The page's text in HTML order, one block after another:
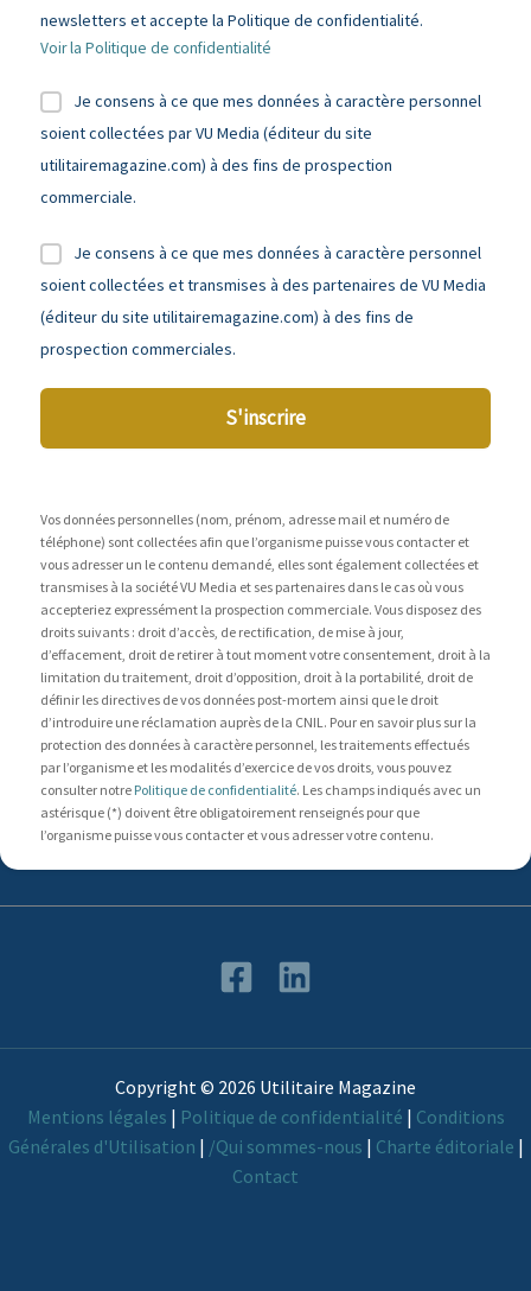
newsletters et accepte la Politique de confidentialité.
Voir la Politique de confidentialité
Je consens à ce que mes données à caractère personnel
soient collectées par VU Media (éditeur du site
utilitairemagazine.com) à des fins de prospection
commerciale.
Je consens à ce que mes données à caractère personnel
soient collectées et transmises à des partenaires de VU Media
(éditeur du site utilitairemagazine.com) à des fins de
prospection commerciales.
S'inscrire
Vos données personnelles (nom, prénom, adresse mail et numéro de
téléphone) sont collectées afin que l’organisme puisse vous contacter et
vous adresser un le contenu demandé, elles sont également collectées et
transmises à la société VU Media et ses partenaires dans le cas où vous
accepteriez expressément la prospection commerciale. Vous disposez des
droits suivants : droit d’accès, de rectification, de mise à jour,
d’effacement, droit de retirer à tout moment votre consentement, droit à la
limitation du traitement, droit d’opposition, droit à la portabilité, droit de
définir les directives de vos données post-mortem ainsi que le droit
d’introduire une réclamation auprès de la CNIL. Pour en savoir plus sur la
protection des données à caractère personnel, les traitements effectués
par l’organisme et les modalités d’exercice de vos droits, vous pouvez
consulter notre Politique de confidentialité. Les champs indiqués avec un
astérisque (*) doivent être obligatoirement renseignés pour que
l’organisme puisse vous contacter et vous adresser votre contenu.
Copyright © 2026 Utilitaire Magazine
Mentions légales | Politique de confidentialité | Conditions
Générales d'Utilisation | /Qui sommes-nous | Charte éditoriale |
Contact